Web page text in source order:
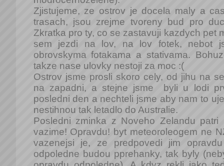
Zjistujeme, ze ostrov je docela maly a
trasach, jsou zrejme tvoreny bud pro
Zkratka pro ty, co se zastavuji kazdych pet
sem jezdi na lov, na lov fotek, nebot
obrovskyma fotakama a stativama.
takze nase ulovky nestoji za moc :(
Ostrov jsme prosli skoro cely, od jihu na
na zapadni, a stejne jsme byli u lodi
posledni den a nechteli jsme aby nam to
nestihnou tak letadlo do Australie.
Posledni zminka z Noveho Zelandu
vazime! Opravdu! byt meteoroleogem ne
vazenejsi je, ze predpovedi jim
odpoledne budou pprehanky, tak byly